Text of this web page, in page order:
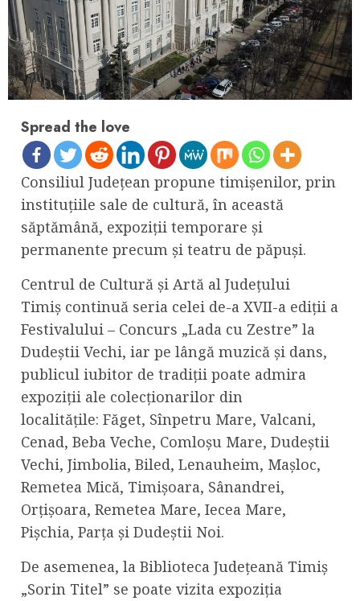
Spread the love
Consiliul Județean propune timișenilor, prin
instituțiile sale de cultură, în această
săptămână, expoziții temporare și
permanente precum și teatru de păpuși.
Centrul de Cultură și Artă al Județului
Timiș continuă seria celei de-a XVII-a ediții a
Festivalului – Concurs „Lada cu Zestre” la
Dudeștii Vechi, iar pe lângă muzică și dans,
publicul iubitor de tradiții poate admira
expoziții ale colecționarilor din
localitățile: Făget, Sînpetru Mare, Valcani,
Cenad, Beba Veche, Comloșu Mare, Dudeștii
Vechi, Jimbolia, Biled, Lenauheim, Mașloc,
Remetea Mică, Timișoara, Sânandrei,
Orțișoara, Remetea Mare, Iecea Mare,
Pișchia, Parța și Dudeștii Noi.
De asemenea, la Biblioteca Județeană Timiș
„Sorin Titel” se poate vizita expoziția